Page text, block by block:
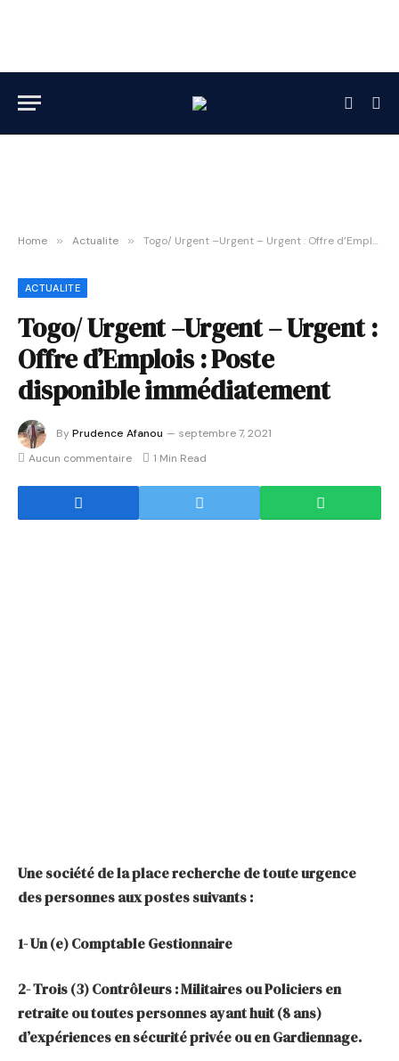
Home » Actualite » Togo/ Urgent –Urgent – Urgent : Offre d’Emplois : Poste disponible immédiatement
ACTUALITE
Togo/ Urgent –Urgent – Urgent :
Offre d’Emplois : Poste
disponible immédiatement
ByPrudence Afanou
septembre 7, 2021
Aucun commentaire
1 Min Read
Une société de la place recherche de toute urgence
des personnes aux postes suivants :
1- Un (e) Comptable Gestionnaire
2- Trois (3) Contrôleurs : Militaires ou Policiers en
retraite ou toutes personnes ayant huit (8 ans)
d’expériences en sécurité privée ou en Gardiennage.